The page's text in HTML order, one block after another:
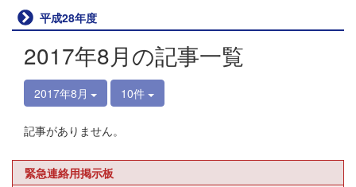
平成28年度
2017年8月の記事一覧
2017年8月 10件
記事がありません。
緊急連絡用掲示板